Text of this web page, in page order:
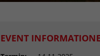
EVENT